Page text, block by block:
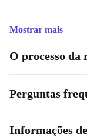
Mostrar mais
O processo da
Perguntas
Informações